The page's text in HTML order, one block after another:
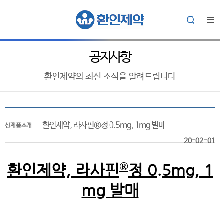
공지사항
환인제약의 최신 소식을 알려드립니다
신제품소개 환인제약, 라사핀®정 0.5mg, 1mg 발매
20-02-01
환인제약, 라사핀®정 0.5mg, 1
mg 발매